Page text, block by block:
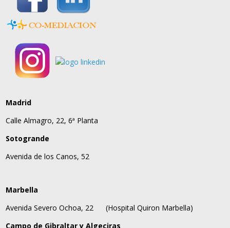
Madrid
Calle Almagro, 22, 6ª Planta
Sotogrande
Avenida de los Canos, 52
Marbella
Avenida Severo Ochoa, 22
(Hospital Quiron Marbella)
Campo de Gibraltar y Algeciras